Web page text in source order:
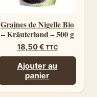
Graines de Nigelle Bio
– Kräuterland – 500 g
18,50€ TTC
Ajouter au
panier